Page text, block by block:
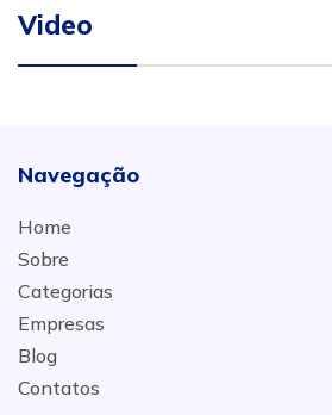
Video
Navegação
Home
Sobre
Categorias
Empresas
Blog
Contatos